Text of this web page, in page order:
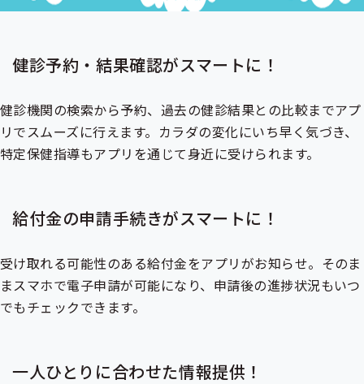
健診予約・結果確認がスマートに！
健診機関の検索から予約、過去の健診結果との比較までアプ
リでスムーズに行えます。カラダの変化にいち早く気づき、
特定保健指導もアプリを通じて身近に受けられます。
給付金の申請手続きがスマートに！
受け取れる可能性のある給付金をアプリがお知らせ。そのま
まスマホで電子申請が可能になり、申請後の進捗状況もいつ
でもチェックできます。
一人ひとりに合わせた情報提供！